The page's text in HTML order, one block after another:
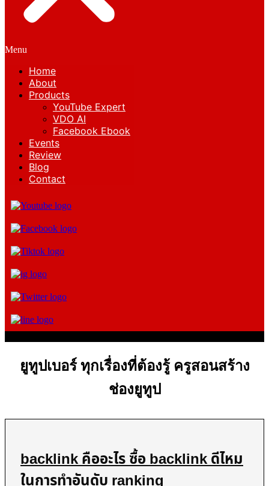
Menu
Home
About
Products
YouTube Expert
VDO AI
Facebook Ebook
Events
Review
Blog
Contact
ยูทูปเบอร์ ทุกเรื่องที่ต้องรู้ ครูสอนสร้าง
ช่องยูทูป
backlink คืออะไร ซื้อ backlink ดีไหม
ในการทำอันดับ ranking